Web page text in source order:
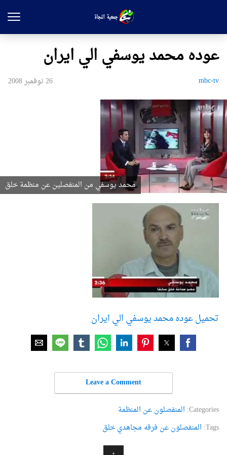
عوده محمد يوسفي الي ايران
mbc-tv 26 نوفمبر 2008
محمد يوسفي من المنفصلين عن منظمة خلق
تحميل عوده محمد يوسفي الي ايران
Leave a Comment
Categories: المنفصلون عن المنظمة
Tags: المنفصلون عن فرقه مجاهدي خلق